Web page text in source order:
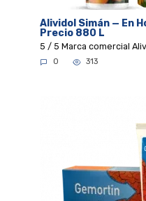
Alividol Simán — En
Precio 880 L
5 / 5 Marca comercial
0 313